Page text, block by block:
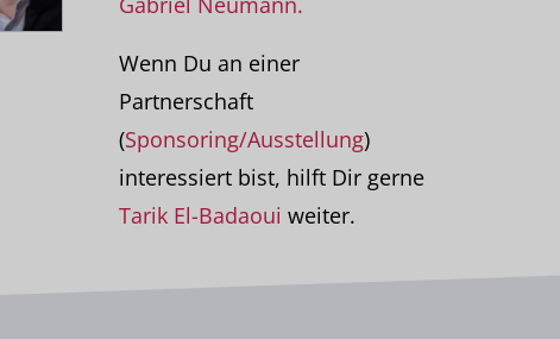
Wenn Du an einer
Partnerschaft
(Sponsoring/Ausstellung)
interessiert bist, hilft Dir gerne
Tarik El-Badaoui weiter.